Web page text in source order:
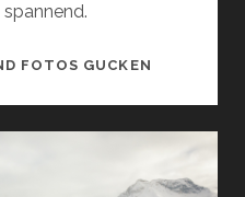
spannend.
FOTOS GUCKEN